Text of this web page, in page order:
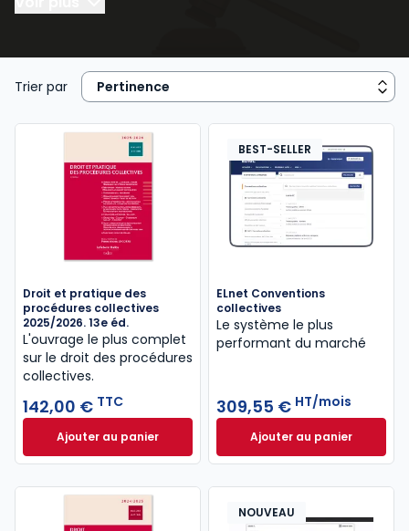
l’ensemble des matières relevant de la négociation
professionnelles intéressées. L’accord collectif, lui,
ne traite que d’un ou quelques sujets déterminés
dans cet ensemble.
convention collective
, professionnelle ou de
branche, couvre tout ou partie d’une activité
professionnelle (ex. : convention collective Syntec,
collective chimie, convention collective du
commerce de gros). Son champ territorial peut être
CCN) mais
aussi régional, départemental ou local.
Remarque : certains secteurs d’activité disposent à
et de conventions collectives
régionales ou départementales (ex. :convention
collective métallurgie
convention collective
BTP,convention collective restauration et
Trier par
Droit et pratique des
procédures collectives
2025/2026. 13e éd.
L'ouvrage le plus complet
sur le droit des procédures
collectives.
142,00 € TTC
Ajouter au panierDroit et pratique des procédures collectives 2025/
BEST-SELLER
ELnet Conventions
collectives
Le système le plus
performant du marché
309,55 € HT/mois
Ajouter au panier
ELnet
NOUVEAU